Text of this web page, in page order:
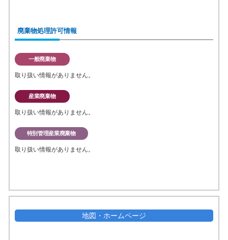
廃棄物処理許可情報
一般廃棄物
取り扱い情報がありません。
産業廃棄物
取り扱い情報がありません。
特別管理産業廃棄物
取り扱い情報がありません。
地図・ホームページ